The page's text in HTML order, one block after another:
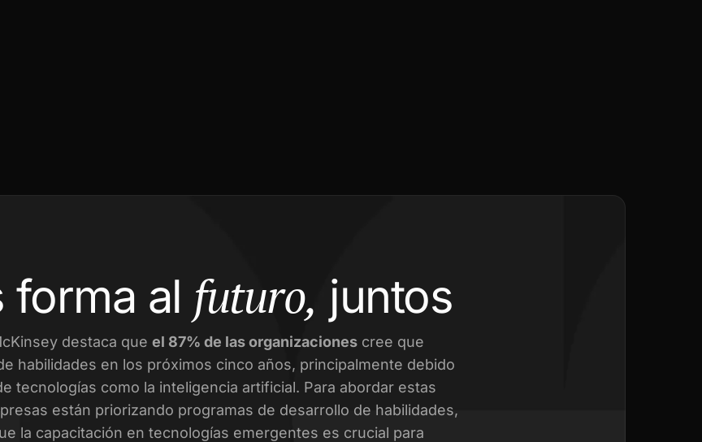
forma al futuro, juntos
destaca que el 87% de las organizaciones cree que
habilidades en los próximos cinco años, principalmente debido
tecnologías como la inteligencia artificial. Para abordar estas
están priorizando programas de desarrollo de habilidades,
la capacitación en tecnologías emergentes es crucial para